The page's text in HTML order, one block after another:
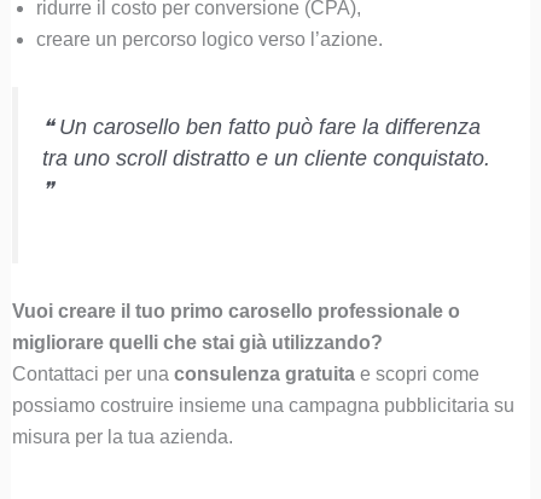
ridurre il costo per conversione (CPA),
creare un percorso logico verso l’azione.
❝ Un carosello ben fatto può fare la differenza
tra uno scroll distratto e un cliente conquistato.
❞
Vuoi creare il tuo primo carosello professionale o
migliorare quelli che stai già utilizzando?
Contattaci per una consulenza gratuitae scopri come
possiamo costruire insieme una campagna pubblicitaria su
misura per la tua azienda.